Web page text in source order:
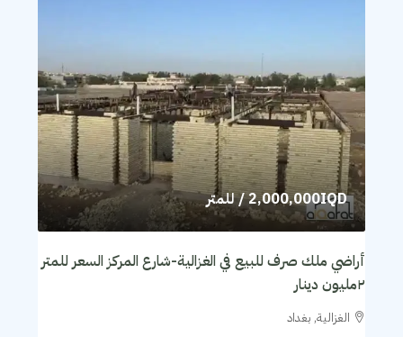
2,000,000IQD/ للمتر
أراضي ملك صرف للبيع في الغزالية-شارع المركز السعر للمتر
٢مليون دينار
الغزالية, بغداد